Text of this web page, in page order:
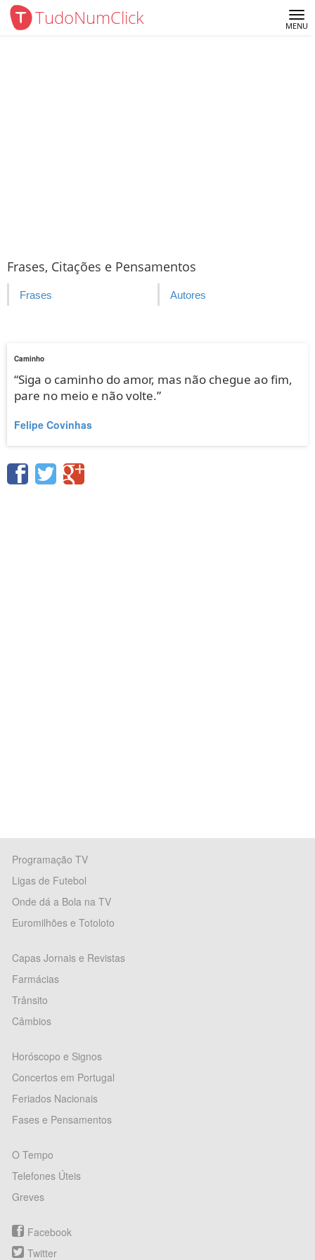
TudoNumClick MENU
Frases, Citações e Pensamentos
Frases Autores
Caminho
“Siga o caminho do amor, mas não chegue ao fim,
pare no meio e não volte.”
Felipe Covinhas
Programação TV
Ligas de Futebol
Onde dá a Bola na TV
Euromilhões e Totoloto
Capas Jornais e Revistas
Farmácias
Trânsito
Câmbios
Horóscopo e Signos
Concertos em Portugal
Feriados Nacionais
Fases e Pensamentos
O Tempo
Telefones Úteis
Greves
Facebook
Twitter